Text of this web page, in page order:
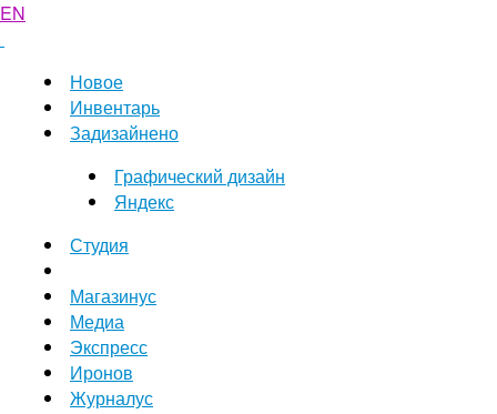
EN
Новое
Инвентарь
Задизайнено
Графический дизайн
Яндекс
Студия
Магазинус
Медиа
Экспресс
Иронов
Журналус